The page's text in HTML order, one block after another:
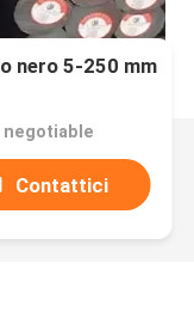
nero 5-250 mm
negotiable
Contattici